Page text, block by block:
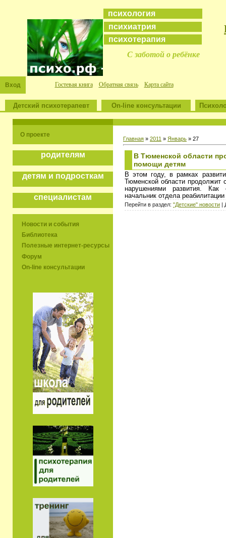
психология
психиатрия
психотерапия
С заботой о ребёнке
Вход Гостевая книга Обратная связь Карта сайта
Детский психотерапевт On-line консультации
О проекте
родителям
детям и подросткам
специалистам
Новости и события
Библиотека
Полезные интернет-ресурсы
Форум
On-line консультации
Главная » 2011 » Январь » 27
В Тюменской области
помощи детям
В этом году, в рамках
Тюменской области
нарушениями развития. Как
начальник отдела
Перейти в раздел: "Детские" новости |